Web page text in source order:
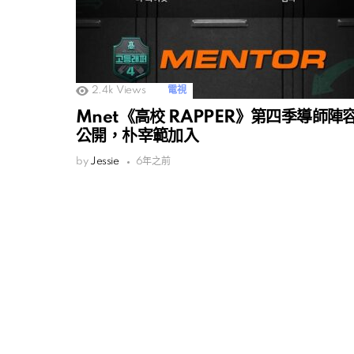
2.4k Views 電視
Mnet《高校 RAPPER》第四季導師陣
公開，朴宰範加入
by Jessie 6年之前